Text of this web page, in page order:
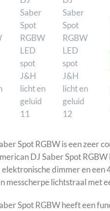
Spot RGBW is een zeer
DJ Saber Spot
dimmer en
messcherpe lichtstraal met
Spot RGBW heeft een